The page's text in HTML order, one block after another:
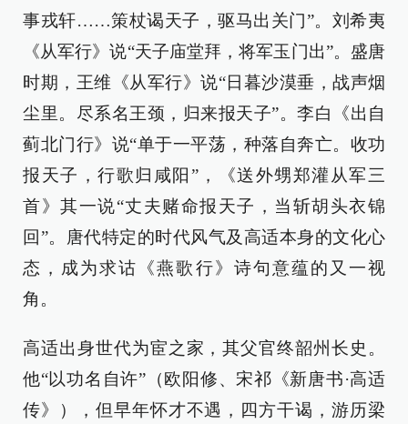
事戎轩……策杖谒天子，驱马出关门”。刘希夷
《从军行》说“天子庙堂拜，将军玉门出”。盛唐
时期，王维《从军行》说“日暮沙漠垂，战声烟
尘里。尽系名王颈，归来报天子”。李白《出自
蓟北门行》说“单于一平荡，种落自奔亡。收功
报天子，行歌归咸阳”，《送外甥郑灌从军三
首》其一说“丈夫赌命报天子，当斩胡头衣锦
回”。唐代特定的时代风气及高适本身的文化心
态，成为求诂《燕歌行》诗句意蕴的又一视
角。
高适出身世代为宦之家，其父官终韶州长史。
他“以功名自许”（欧阳修、宋祁《新唐书·高适
传》），但早年怀才不遇，四方干谒，游历梁